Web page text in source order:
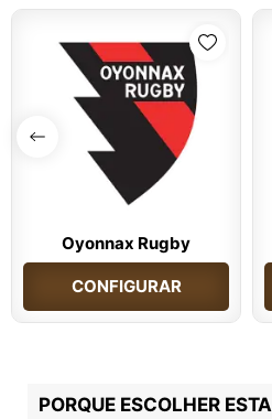
Oyonnax Rugby
CONFIGURAR
PORQUE ESCOLHER